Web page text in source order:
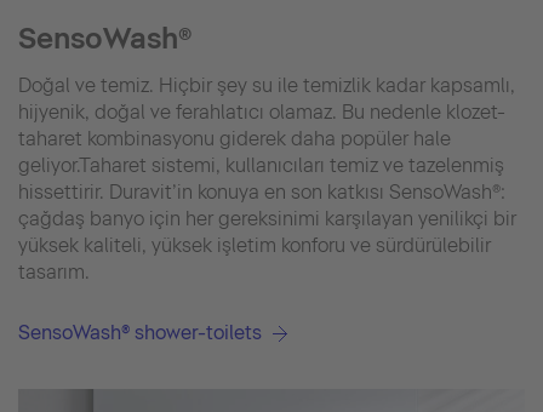
SensoWash®
Doğal ve temiz. Hiçbir şey su ile temizlik kadar kapsamlı,
hijyenik, doğal ve ferahlatıcı olamaz. Bu nedenle klozet-
taharet kombinasyonu giderek daha popüler hale
geliyor.Taharet sistemi, kullanıcıları temiz ve tazelenmiş
hissettirir. Duravit’in konuya en son katkısı SensoWash®:
çağdaş banyo için her gereksinimi karşılayan yenilikçi bir
yüksek kaliteli, yüksek işletim konforu ve sürdürülebilir
tasarım.
SensoWash® shower-toilets